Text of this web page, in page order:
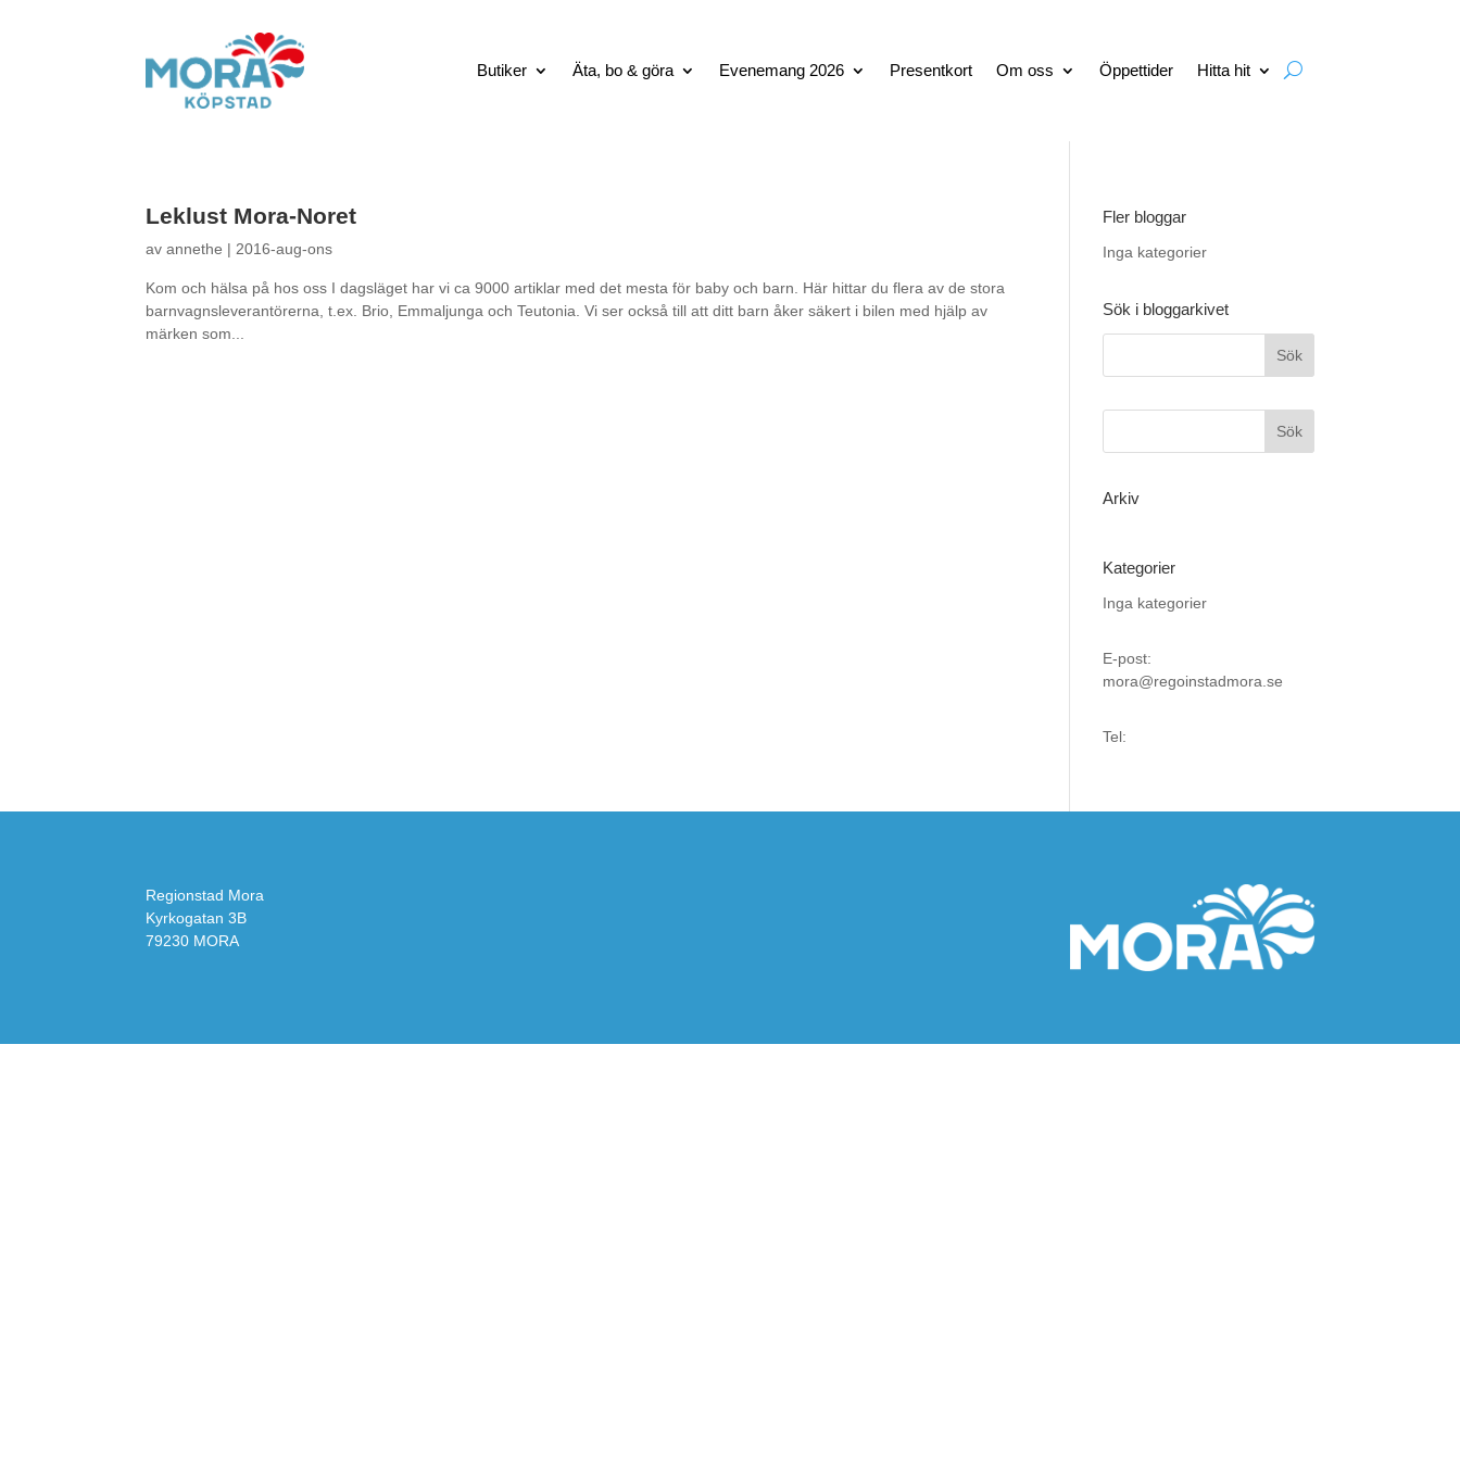
Butiker Äta, bo & göra Evenemang 2026 Presentkort Om oss Öppettider Hitta hit
Leklust Mora-Noret
avannethe | 2016-aug-ons
Kom och hälsa på hos oss I dagsläget har vi ca 9000 artiklar med det mesta för baby och barn. Här hittar du flera av de stora
barnvagnsleverantörerna, t.ex. Brio, Emmaljunga och Teutonia. Vi ser också till att ditt barn åker säkert i bilen med hjälp av
märken som...
Fler bloggar
Inga kategorier
Sök i bloggarkivet
Arkiv
Kategorier
Inga kategorier
E-post:
mora@regoinstadmora.se
Tel:
Regionstad Mora
Kyrkogatan 3B
79230 MORA